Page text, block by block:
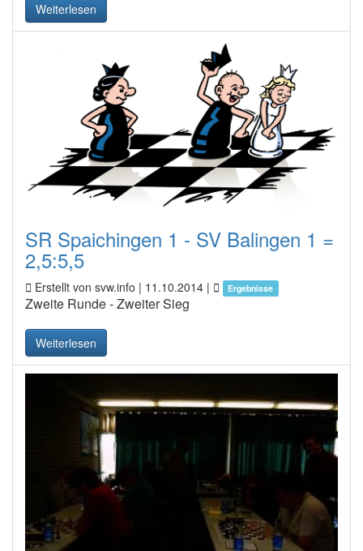
Weiterlesen
SR Spaichingen 1 - SV Balingen 1 =
2,5:5,5
Erstellt von svw.info | 11.10.2014 | Ergebnisse
Zweite Runde - Zweiter Sieg
Weiterlesen